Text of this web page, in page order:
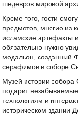
шедевров мировой
Кроме того, гости
предметов, многие из
исламские артефакты
обязательно нужно
медальон, созданный
серафимов в соборе
Музей истории
подарит
технологиям и
историческом здании